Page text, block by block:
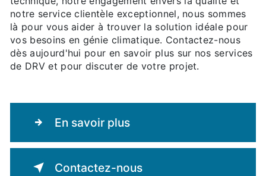
notre service clientèle exceptionnel, nous sommes
là pour vous aider à trouver la solution idéale pour
vos besoins en génie climatique. Contactez-nous
dès aujourd'hui pour en savoir plus sur nos services
de DRV et pour discuter de votre projet.
En savoir plus
Contactez-nous